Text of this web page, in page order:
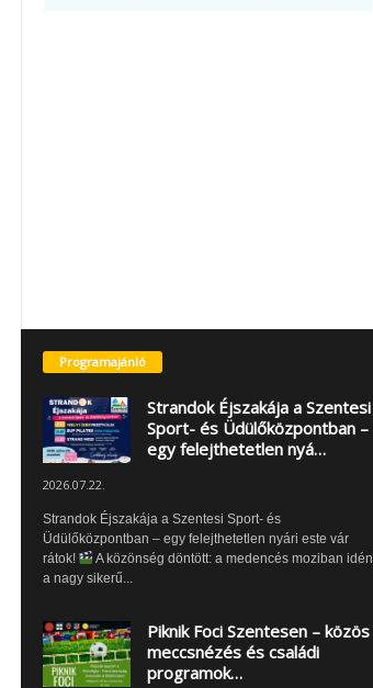
Programajánló
Strandok Éjszakája a Szentesi
Sport- és Üdülőközpontban –
egy felejthetetlen nyá…
2026.07.22.
Strandok Éjszakája a Szentesi Sport- és
Üdülőközpontban – egy felejthetetlen nyári este vár
rátok!
A közönség döntött: a medencés moziban idén
a nagy sikerű...
Piknik Foci Szentesen – közös
meccsnézés és családi
programok…